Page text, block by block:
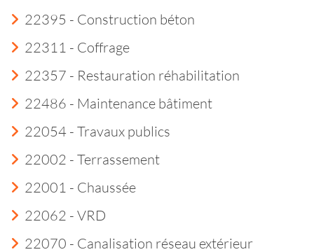
22395 - Construction béton
22311 - Coffrage
22357 - Restauration réhabilitation
22486 - Maintenance bâtiment
22054 - Travaux publics
22002 - Terrassement
22001 - Chaussée
22062 - VRD
22070 - Canalisation réseau extérieur